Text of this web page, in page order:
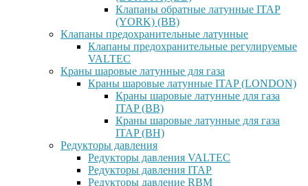
Клапаны обратные латунные ITAP
(YORK) (ВВ)
Клапаны предохранительные латунные
Клапаны предохранительные регулируемые
VALTEC
Краны шаровые латунные для газа
Краны шаровые латунные ITAP (LONDON)
Краны шаровые латунные для газа
ITAP (ВВ)
Краны шаровые латунные для газа
ITAP (ВН)
Редукторы давления
Редукторы давления VALTEC
Редукторы давления ITAP
Редукторы давление RBM